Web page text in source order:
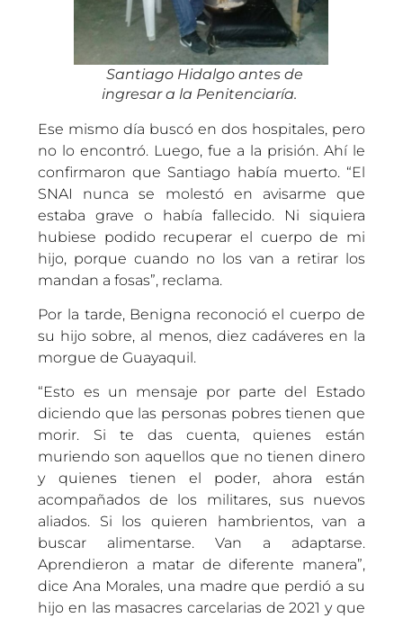
Santiago Hidalgo antes de
ingresar a la Penitenciaría.
Ese mismo día buscó en dos hospitales, pero
no lo encontró. Luego, fue a la prisión. Ahí le
confirmaron que Santiago había muerto. “El
SNAI nunca se molestó en avisarme que
estaba grave o había fallecido. Ni siquiera
hubiese podido recuperar el cuerpo de mi
hijo, porque cuando no los van a retirar los
mandan a fosas”, reclama.
Por la tarde, Benigna reconoció el cuerpo de
su hijo sobre, al menos, diez cadáveres en la
morgue de Guayaquil.
“Esto es un mensaje por parte del Estado
diciendo que las personas pobres tienen que
morir. Si te das cuenta, quienes están
muriendo son aquellos que no tienen dinero
y quienes tienen el poder, ahora están
acompañados de los militares, sus nuevos
aliados. Si los quieren hambrientos, van a
buscar alimentarse. Van a adaptarse.
Aprendieron a matar de diferente manera”,
dice Ana Morales, una madre que perdió a su
hijo en las masacres carcelarias de 2021 y que